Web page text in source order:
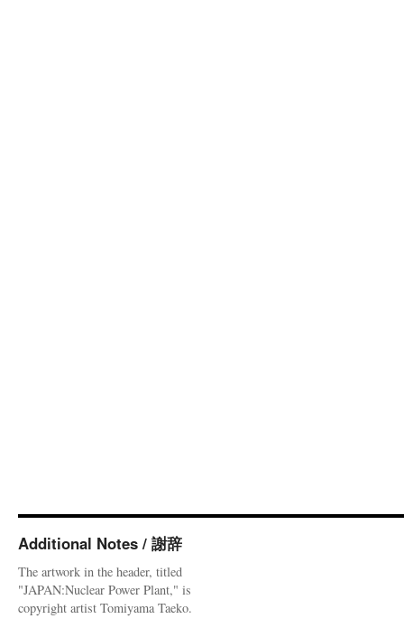
Additional Notes / 謝辞
The artwork in the header, titled
"JAPAN:Nuclear Power Plant," is
copyright artist Tomiyama Taeko.